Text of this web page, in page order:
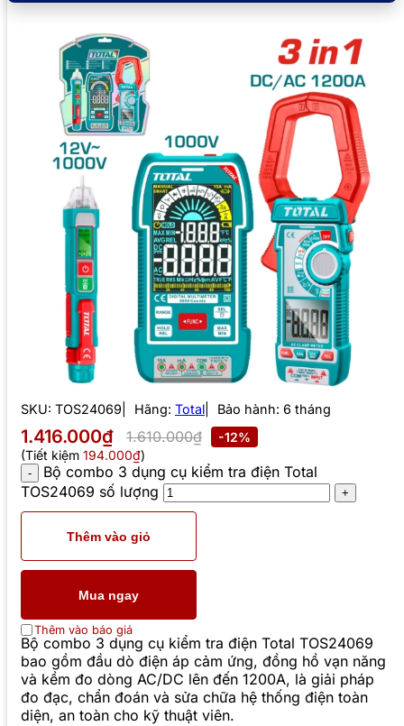
SKU: TOS24069 Hãng: Total Bảo hành: 6 tháng
1.416.000₫ 1.610.000₫
-12%
(Tiết kiệm 194.000₫)
Bộ combo 3 dụng cụ kiểm tra điện Total
TOS24069 số lượng
Thêm vào giỏ
Mua ngay
Thêm vào báo giá
Bộ combo 3 dụng cụ kiểm tra điện Total TOS24069
bao gồm đầu dò điện áp cảm ứng, đồng hồ vạn năng
và kềm đo dòng AC/DC lên đến 1200A, là giải pháp
đo đạc, chẩn đoán và sửa chữa hệ thống điện toàn
diện, an toàn cho kỹ thuật viên.